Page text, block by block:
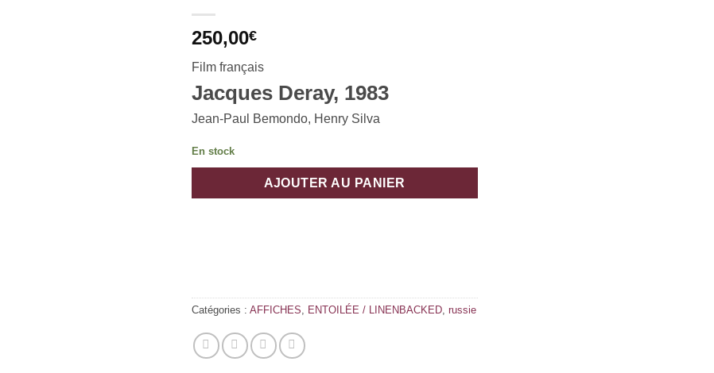
250,00€
Film français
Jacques Deray, 1983
Jean-Paul Bemondo, Henry Silva
En stock
AJOUTER AU PANIER
Catégories : AFFICHES, ENTOILÉE / LINENBACKED, russie